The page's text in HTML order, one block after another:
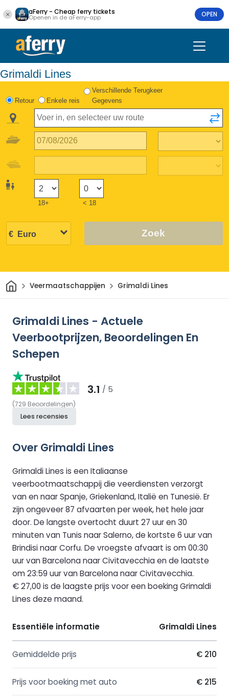
aFerry - Cheap ferry tickets
Openen in de aFerry-app OPEN
Grimaldi Lines
Retour Enkele reis
Verschillende Terugkeer
Gegevens
18+ < 18
Zoek
ThuisVeermaatschappijen Grimaldi Lines
Grimaldi Lines - Actuele
Veerbootprijzen, Beoordelingen En
Schepen
3.1 / 5
(729 Beoordelingen)
Lees recensies
Over Grimaldi Lines
Grimaldi Lines is een Italiaanse
veerbootmaatschappij die veerdiensten verzorgt
van en naar Spanje, Griekenland, Italië en Tunesië. Er
zijn ongeveer 87 afvaarten per week, het hele jaar
door. De langste overtocht duurt 27 uur en 30
minuten van Tunis naar Salerno, de kortste 6 uur van
Brindisi naar Corfu. De vroegste afvaart is om 00:30
uur van Barcelona naar Civitavecchia en de laatste
om 23:59 uur van Barcelona naar Civitavecchia.
€ 27,00 is de laagste prijs voor een boeking Grimaldi
Lines deze maand.
Essentiële informatie Grimaldi Lines
Gemiddelde prijs € 210
Prijs voor boeking met auto € 215